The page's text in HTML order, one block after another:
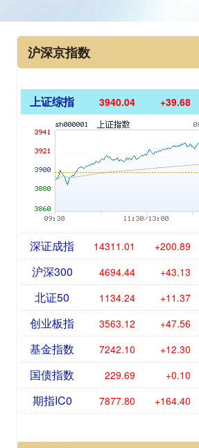
沪深京指数
上证综指 3940.04 +39.68
深证成指 14311.01 +200.89
沪深300 4694.44 +43.13
北证50 1134.24 +11.37
创业板指 3563.12 +47.56
基金指数 7242.10 +12.30
国债指数 229.69 +0.10
期指IC0 7877.80 +164.40